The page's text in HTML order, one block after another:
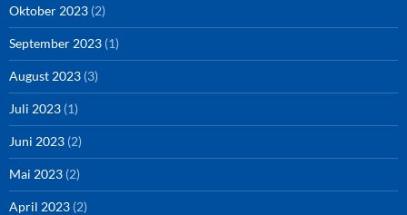
Oktober 2023 (2)
September 2023 (1)
August 2023 (3)
Juli 2023 (1)
Juni 2023 (2)
Mai 2023 (2)
April 2023 (2)